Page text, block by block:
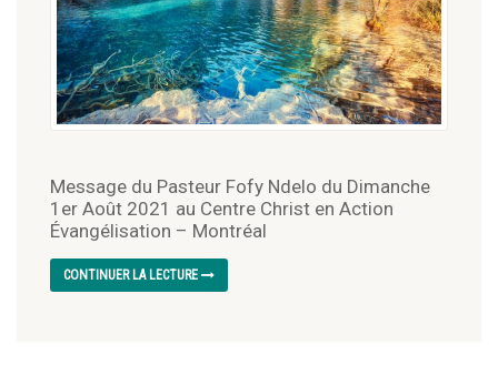
Message du Pasteur Fofy Ndelo du Dimanche
1er Août 2021 au Centre Christ en Action
Évangélisation – Montréal
CONTINUER LA LECTURE